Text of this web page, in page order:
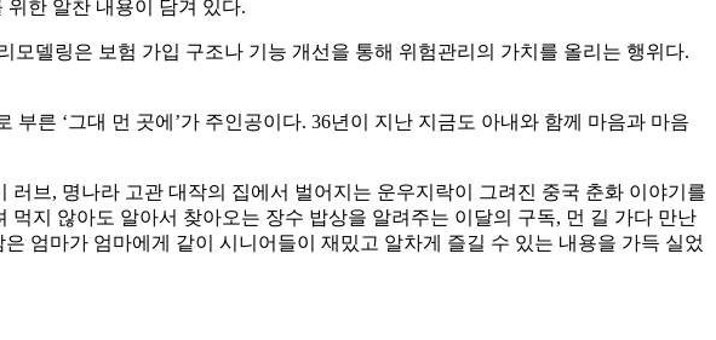
한 알찬 내용이 담겨 있다.
델링은 보험 가입 구조나 기능 개선을 통해 위험관리의 가치를 올리는 행위다.
른 ‘그대 먼 곳에’가 주인공이다. 36년이 지난 지금도 아내와 함께 마음과 마음
브, 명나라 고관 대작의 집에서 벌어지는 운우지락이 그려진 중국 춘화 이야기를
지 않아도 알아서 찾아오는 장수 밥상을 알려주는 이달의 구독, 먼 길 가다 만난
엄마가 엄마에게 같이 시니어들이 재밌고 알차게 즐길 수 있는 내용을 가득 실었